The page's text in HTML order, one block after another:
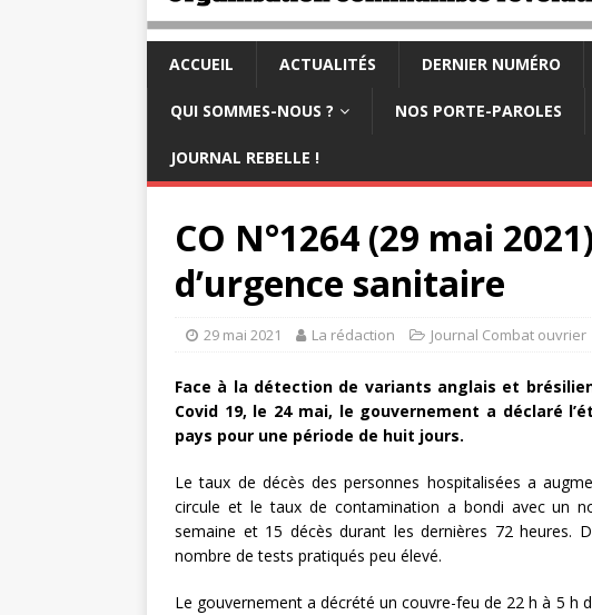
ACCUEIL ACTUALITÉS DERNIER NUMÉRO
QUI SOMMES-NOUS ? NOS PORTE-PAROLES
JOURNAL REBELLE !
CO N°1264 (29 mai
d’urgence sanitaire
29 mai 2021 La rédaction Journal Combat ouvrier
Face à la détection de variants anglais et
Covid 19, le 24 mai, le gouvernement a déclaré
pays pour une période de huit jours.
Le taux de décès des personnes hospitalisées a
circule et le taux de contamination a bondi avec un
semaine et 15 décès durant les dernières 72 heures.
nombre de tests pratiqués peu élevé.
Le gouvernement a décrété un couvre-feu de 22 h à 5 h